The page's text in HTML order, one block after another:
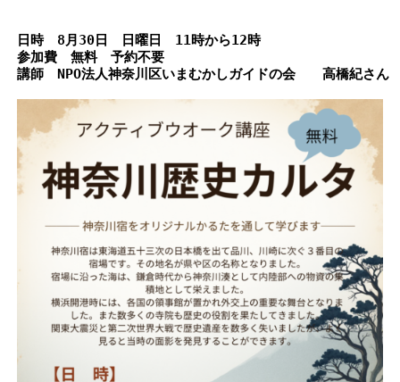
日時　8月30日　日曜日　11時から12時
参加費　無料　予約不要
講師　NPO法人神奈川区いまむかしガイドの会　　高橋紀さん